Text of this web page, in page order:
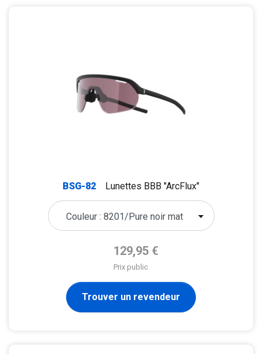
BSG-82 Lunettes BBB "ArcFlux"
Prix de base
129,95 €
Prix public
Trouver un revendeur